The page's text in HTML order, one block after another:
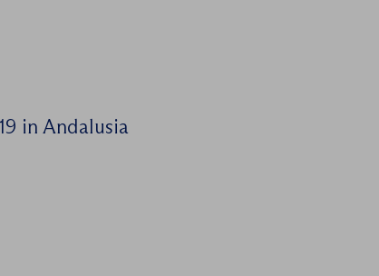
in Andalusia